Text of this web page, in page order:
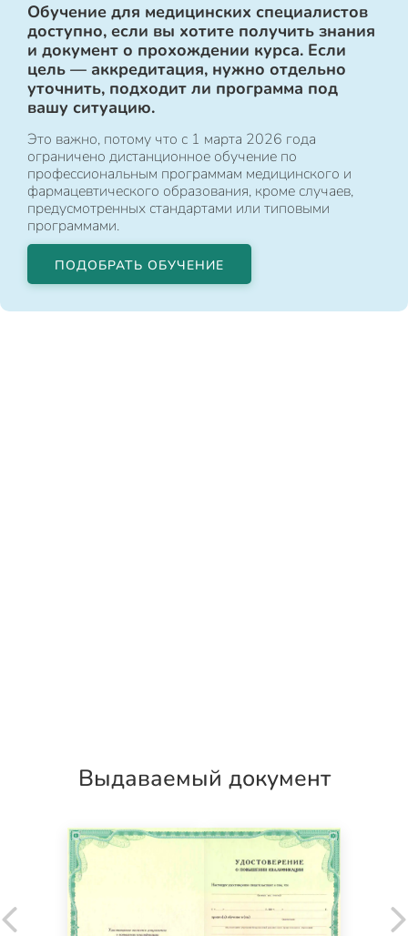
Обучение для медицинских специалистов
доступно, если вы хотите получить знания
и документ о прохождении курса. Если
цель — аккредитация, нужно отдельно
уточнить, подходит ли программа под
вашу ситуацию.
Это важно, потому что с 1 марта 2026 года
ограничено дистанционное обучение по
профессиональным программам медицинского и
фармацевтического образования, кроме случаев,
предусмотренных стандартами или типовыми
программами.
ПОДОБРАТЬ ОБУЧЕНИЕ
Выдаваемый документ